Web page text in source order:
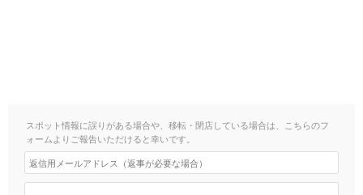
スポット情報に誤りがある場合や、移転・閉店している場合は、こちらのフ
ォームよりご報告いただけると幸いです。